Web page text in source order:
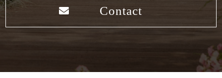
Contact